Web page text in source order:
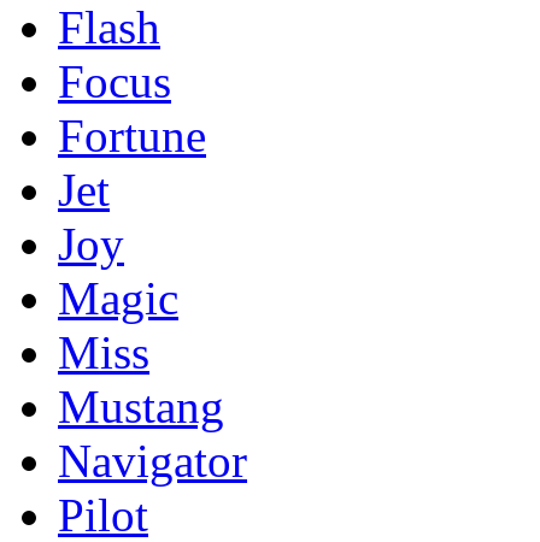
Flash
Focus
Fortune
Jet
Joy
Magic
Miss
Mustang
Navigator
Pilot